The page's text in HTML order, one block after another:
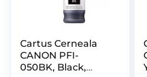
Cartus Cerneala
CANON PFI-
050BK, Black,